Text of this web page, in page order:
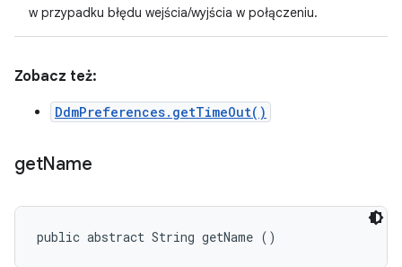
w przypadku błędu wejścia/wyjścia w połączeniu.
Zobacz też:
DdmPreferences.getTimeOut()
getName
public abstract String getName ()